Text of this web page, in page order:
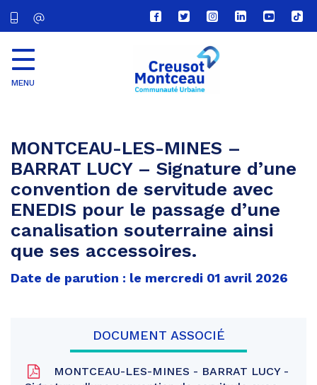
Lien
vers
compte
Facebook
Lien
vers
compte
Twitter
Lien
vers
le
compte
Lien
vers
Lien
vers
Lien
vers
MENU
MONTCEAU-LES-MINES –
BARRAT LUCY – Signature d’une
convention de servitude avec
ENEDIS pour le passage d’une
canalisation souterraine ainsi
que ses accessoires.
Date de parution : le mercredi 01 avril 2026
DOCUMENT ASSOCIÉ
MONTCEAU-LES-MINES - BARRAT LUCY -